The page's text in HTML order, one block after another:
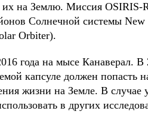
их на Землю. Миссия
Солнечной системы New
Orbiter).
года на мысе Канаверал.
капсуле должен попасть
жизни на Земле. В случае
в других